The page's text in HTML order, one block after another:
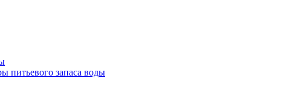
питьевого запаса воды